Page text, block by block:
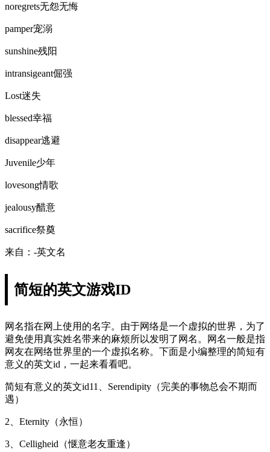
noregrets无怨无悔
pamper宠溺
sunshine残阳
intransigeant倔强
Lost迷失
blessed幸福
disappear逃避
Juvenile少年
lovesong情歌
jealousy醋意
sacrifice祭奠
来自：-英文名
简短的英文游戏ID
网名指在网上使用的名字。由于网络是一个虚拟的世界，为了
避免使用真实姓名带来的麻烦所以发明了网名。网名一般是指
网友在网络世界里的一个虚拟名称。下面是小编整理的简短有
意义的英文id，一起来看看吧。
简短有意义的英文id11、Serendipity（完美的事物总会不期而
遇）
2、Eternity（永恒）
3、Celligheid（惬意老友重逢）